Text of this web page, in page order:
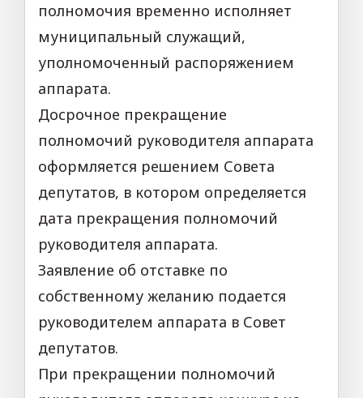
полномочия временно исполняет
муниципальный служащий,
уполномоченный распоряжением
аппарата.
Досрочное прекращение
полномочий руководителя аппарата
оформляется решением Совета
депутатов, в котором определяется
дата прекращения полномочий
руководителя аппарата.
Заявление об отставке по
собственному желанию подается
руководителем аппарата в Совет
депутатов.
При прекращении полномочий